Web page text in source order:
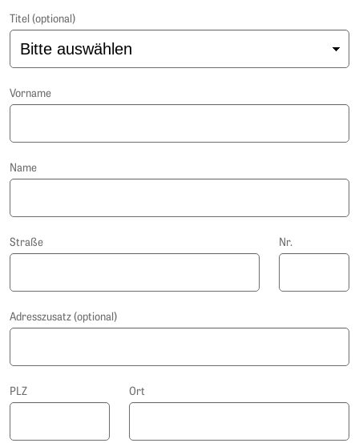
Titel (optional)
Vorname
Name
Straße Nr.
Adresszusatz (optional)
PLZ Ort